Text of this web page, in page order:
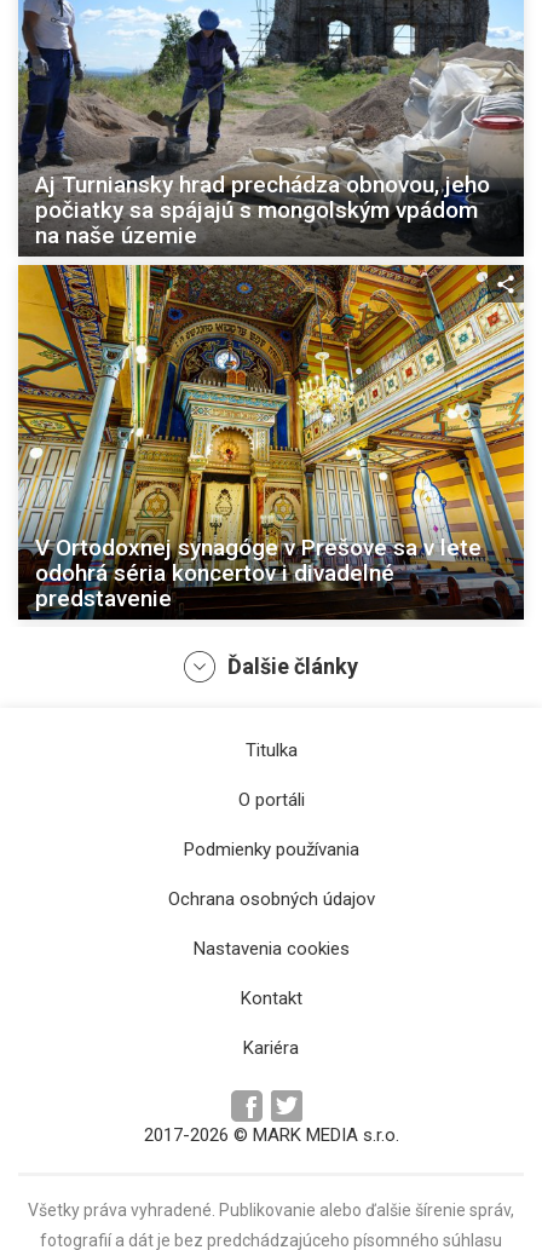
Aj Turniansky hrad prechádza obnovou, jeho
počiatky sa spájajú s mongolským vpádom
na naše územie
V Ortodoxnej synagóge v Prešove sa v lete
odohrá séria koncertov i divadelné
predstavenie
Hrad Slanec bude mať novú vyhliadku pre
Ďalšie články
Titulka
O portáli
Podmienky používania
Ochrana osobných údajov
Nastavenia cookies
Kontakt
Kariéra
2017-2026 © MARK MEDIA s.r.o.
Všetky práva vyhradené. Publikovanie alebo ďalšie šírenie správ,
fotografií a dát je bez predchádzajúceho písomného súhlasu